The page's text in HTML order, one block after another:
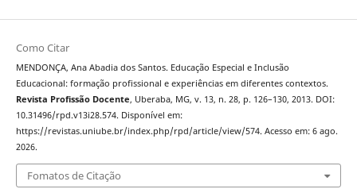
Como Citar
MENDONÇA, Ana Abadia dos Santos. Educação Especial e Inclusão
Educacional: formação profissional e experiências em diferentes contextos.
Revista Profissão Docente, Uberaba, MG, v. 13, n. 28, p. 126–130, 2013. DOI:
10.31496/rpd.v13i28.574. Disponível em:
https://revistas.uniube.br/index.php/rpd/article/view/574. Acesso em: 6 ago.
2026.
Fomatos de Citação